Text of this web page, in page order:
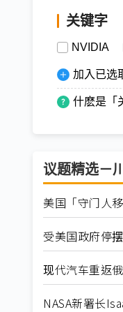
关键字
NVIDIA
加入已选
什麽是「
议题精选－
美国「守门人
受美国政府停
现代汽车重返
NASA新署长